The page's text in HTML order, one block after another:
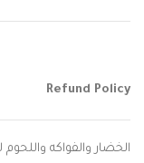
Refund Policy
الخضار والفواكه